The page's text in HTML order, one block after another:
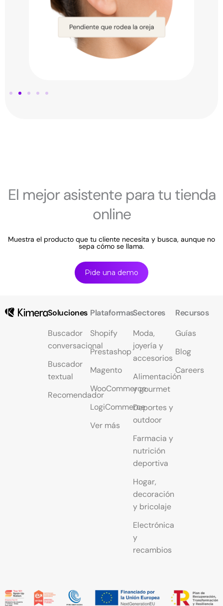
El mejor asistente para tu tienda
online
Muestra el producto que tu cliente necesita y busca, aunque no
sepa cómo se llama.
Pide una demo
Soluciones
Buscador
conversacional
Buscador
textual
Recomendador
Plataformas
Shopify
Prestashop
Magento
WooCommerce
LogiCommerce
Ver más
Sectores
Moda,
joyería y
accesorios
Alimentación
y gourmet
Deportes y
outdoor
Farmacia y
nutrición
deportiva
Hogar,
decoración
y bricolaje
Electrónica
y
recambios
Recursos
Guías
Blog
Careers